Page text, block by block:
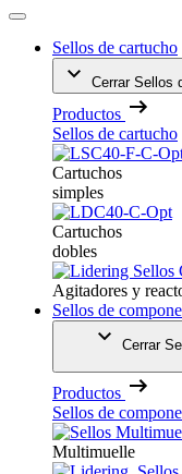
Sellos de cartucho
Cerrar Sellos
Productos
Sellos de cartucho
Cartuchos
simples
Cartuchos
dobles
Agitadores y
Sellos de
Cerrar
Productos
Sellos de
Multimuelle